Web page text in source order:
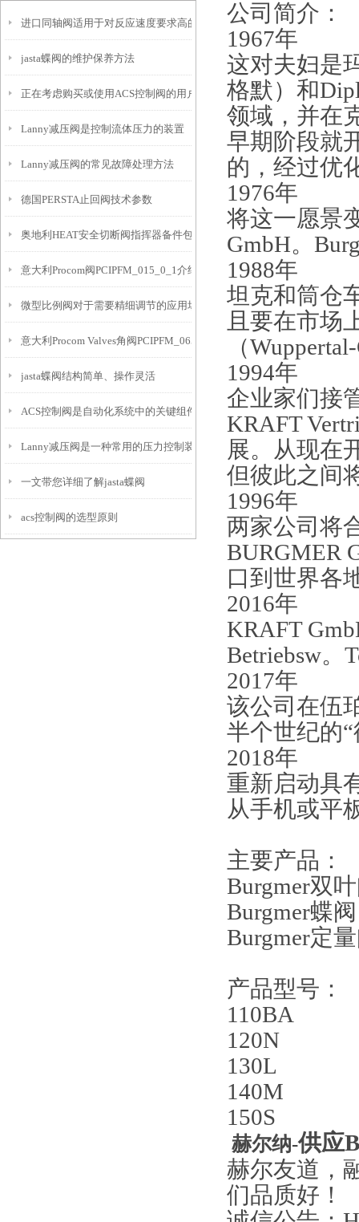
进口同轴阀适用于对反应速度要求高的工况中
jasta蝶阀的维护保养方法
正在考虑购买或使用ACS控制阀的用户，以下是一些建议
Lanny减压阀是控制流体压力的装置
Lanny减压阀的常见故障处理方法
德国PERSTA止回阀技术参数
奥地利HEAT安全切断阀指挥器备件包G612-G190144介绍
意大利Procom阀PCIPFM_015_0_1介绍
微型比例阀对于需要精细调节的应用场景非常重要
意大利Procom Valves角阀PCIPFM_065_3_1介绍
jasta蝶阀结构简单、操作灵活
ACS控制阀是自动化系统中的关键组件
Lanny减压阀是一种常用的压力控制装置
一文带您详细了解jasta蝶阀
acs控制阀的选型原则
公司简介：
1967年
这对夫妇是
格默）和
领域，并在
早期阶段就
的，经过优
1976年
将这一愿景
GmbH。
1988年
坦克和筒仓
且要在市场
（
1994年
企业家们接
KRAFT
展。从现在
但彼此之间
1996年
两家公司将
BURGMER
口到世界各
2016年
KRAFT
Betriebsw。
2017年
该公司在伍
半个世纪的
2018年
重新启动具
从手机或平
主要产品：
Burgmer双
Burgmer蝶阀
Burgmer定
产品型号：
110BA
120N
130L
140M
150S
赫尔纳-供应
赫尔友道，
们品质好！